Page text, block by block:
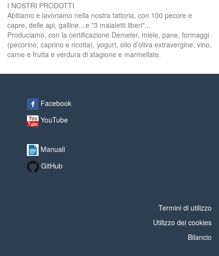
I NOSTRI PRODOTTI
Abitiamo e lavoriamo nella nostra fattoria, con 100 pecore e
capre, delle api, galline…e "3 maialetti liberi"...
Produciamo, con la certificazione Demeter, miele, pane, formaggi
(pecorino, caprino e ricotta), yogurt, olio d’oliva extravergine, vino,
carne e frutta e verdura di stagione e marmellate.
Facebook
YouTube
Manuali
GitHub
Termini di utilizzo
Utilizzo dei cookies
Bilancio